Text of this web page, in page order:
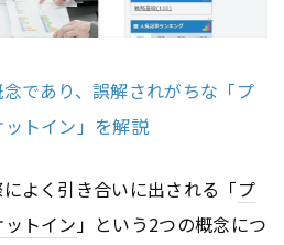
であり、誤解されがちな「プ
トイン」を解説
よく引き合いに出される「プ
トイン」という2つの概念につ